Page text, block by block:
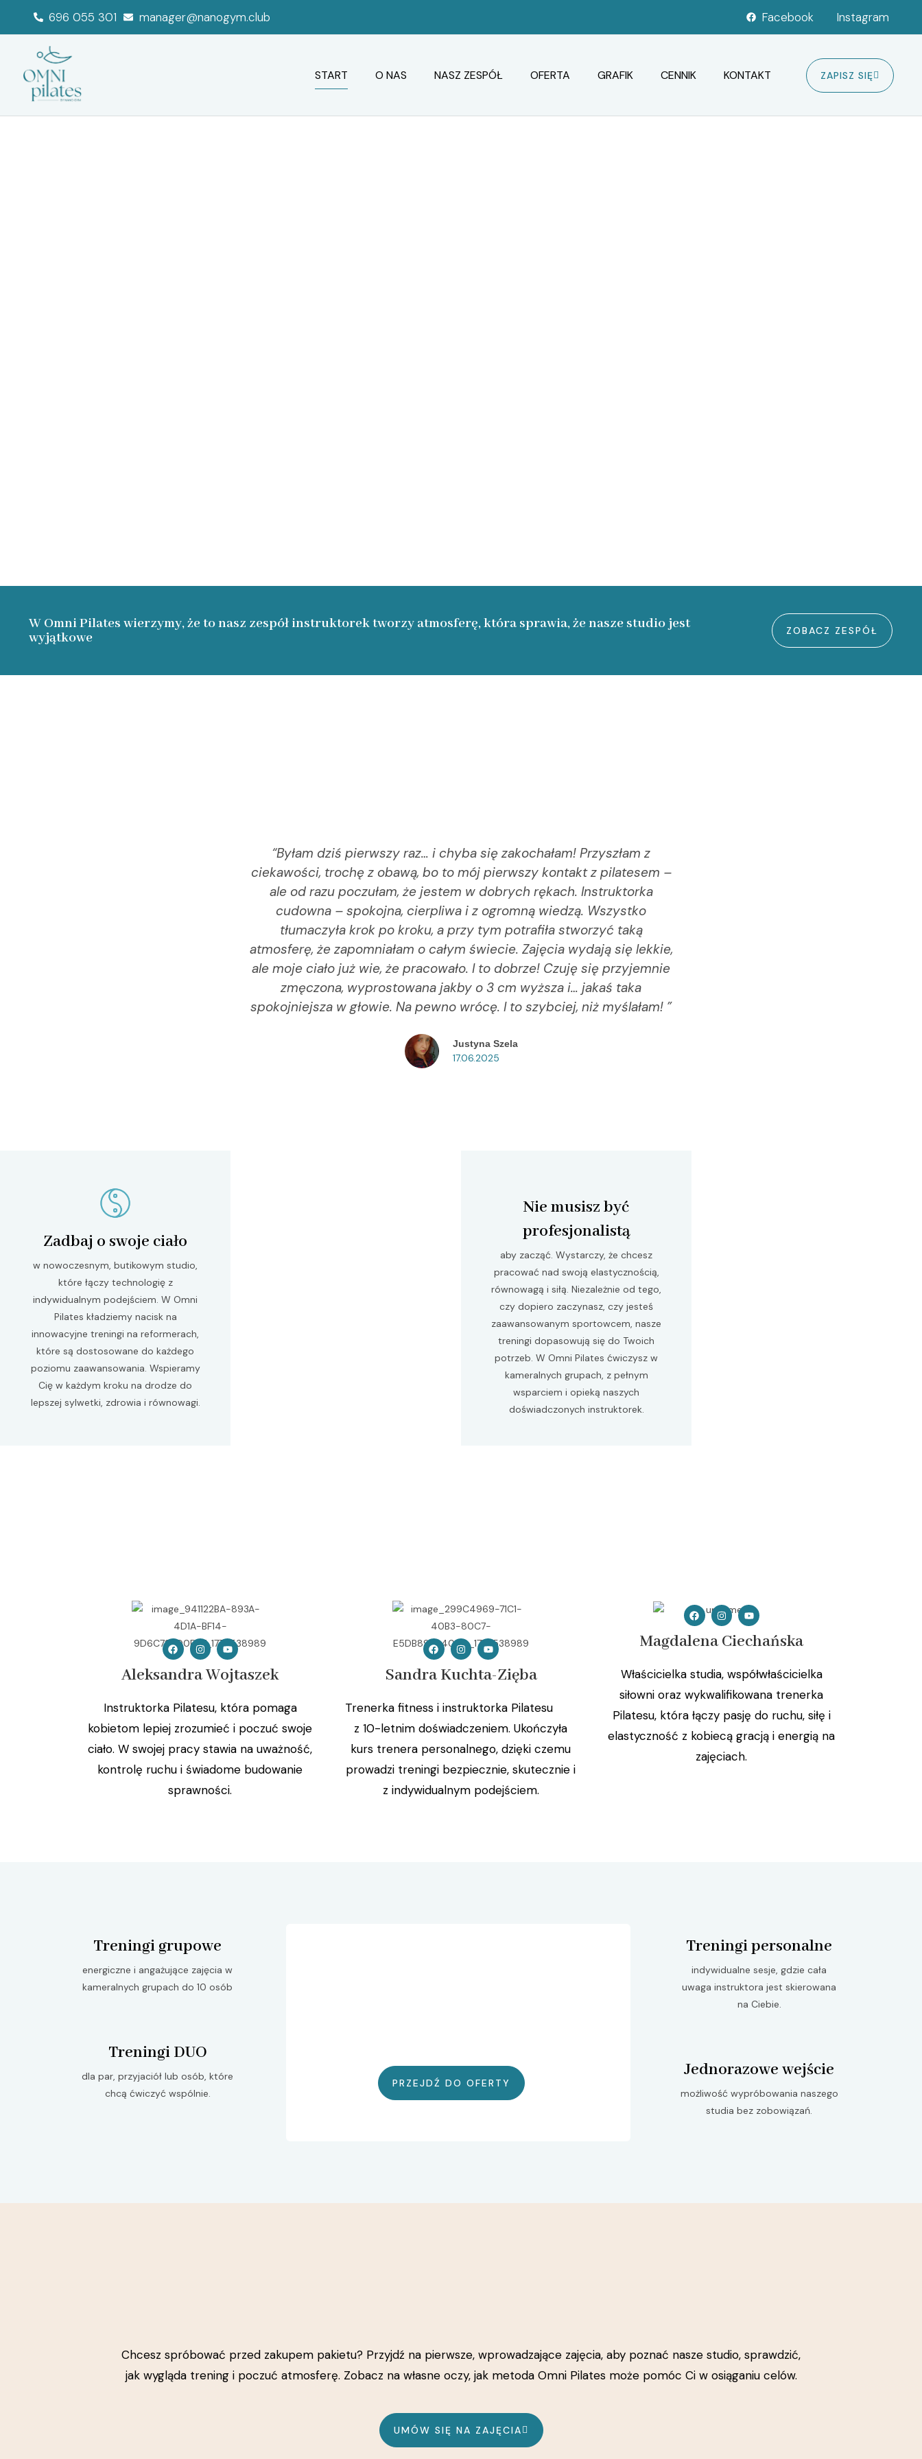
696 055 301 manager@nanogym.club Facebook Instagram
START O NAS NASZ ZESPÓŁ OFERTA GRAFIK CENNIK KONTAKT ZAPISZ SIĘ
W Omni Pilates wierzymy, że to nasz zespół instruktorek tworzy atmosferę, która sprawia, że nasze studio jest
wyjątkowe
ZOBACZ ZESPÓŁ
“Byłam dziś pierwszy raz… i chyba się zakochałam! Przyszłam z
ciekawości, trochę z obawą, bo to mój pierwszy kontakt z pilatesem –
ale od razu poczułam, że jestem w dobrych rękach. Instruktorka
cudowna – spokojna, cierpliwa i z ogromną wiedzą. Wszystko
tłumaczyła krok po kroku, a przy tym potrafiła stworzyć taką
atmosferę, że zapomniałam o całym świecie. Zajęcia wydają się lekkie,
ale moje ciało już wie, że pracowało. I to dobrze! Czuję się przyjemnie
zmęczona, wyprostowana jakby o 3 cm wyższa i… jakaś taka
spokojniejsza w głowie. Na pewno wrócę. I to szybciej, niż myślałam! ”
Justyna Szela
17.06.2025
Zadbaj o swoje ciało
w nowoczesnym, butikowym studio,
które łączy technologię z
indywidualnym podejściem. W Omni
Pilates kładziemy nacisk na
innowacyjne treningi na reformerach,
które są dostosowane do każdego
poziomu zaawansowania. Wspieramy
Cię w każdym kroku na drodze do
lepszej sylwetki, zdrowia i równowagi.
Nie musisz być
profesjonalistą
aby zacząć. Wystarczy, że chcesz
pracować nad swoją elastycznością,
równowagą i siłą. Niezależnie od tego,
czy dopiero zaczynasz, czy jesteś
zaawansowanym sportowcem, nasze
treningi dopasowują się do Twoich
potrzeb. W Omni Pilates ćwiczysz w
kameralnych grupach, z pełnym
wsparciem i opieką naszych
doświadczonych instruktorek.
Aleksandra Wojtaszek
Instruktorka Pilatesu, która pomaga
kobietom lepiej zrozumieć i poczuć swoje
ciało. W swojej pracy stawia na uważność,
kontrolę ruchu i świadome budowanie
sprawności.
Sandra Kuchta-Zięba
Trenerka fitness i instruktorka Pilatesu
z 10-letnim doświadczeniem. Ukończyła
kurs trenera personalnego, dzięki czemu
prowadzi treningi bezpiecznie, skutecznie i
z indywidualnym podejściem.
Magdalena Ciechańska
Właścicielka studia, współwłaścicielka
siłowni oraz wykwalifikowana trenerka
Pilatesu, która łączy pasję do ruchu, siłę i
elastyczność z kobiecą gracją i energią na
zajęciach.
Treningi grupowe
energiczne i angażujące zajęcia w
kameralnych grupach do 10 osób
Treningi DUO
dla par, przyjaciół lub osób, które
chcą ćwiczyć wspólnie.
PRZEJDŹ DO OFERTY
Treningi personalne
indywidualne sesje, gdzie cała
uwaga instruktora jest skierowana
na Ciebie.
Jednorazowe wejście
możliwość wypróbowania naszego
studia bez zobowiązań.
Chcesz spróbować przed zakupem pakietu? Przyjdź na pierwsze, wprowadzające zajęcia, aby poznać nasze studio, sprawdzić,
jak wygląda trening i poczuć atmosferę. Zobacz na własne oczy, jak metoda Omni Pilates może pomóc Ci w osiąganiu celów.
UMÓW SIĘ NA ZAJĘCIA